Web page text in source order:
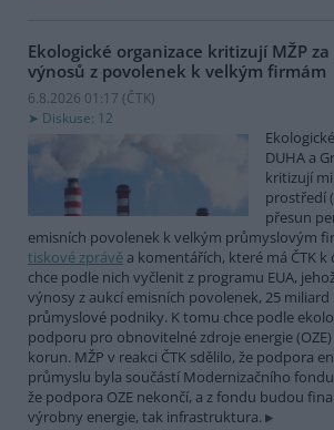
Ekologické organizace kritizují MŽP
výnosů z povolenek k velkým firmám
6.8.2026 01:17 (ČTK)
Diskuse: 12
DUHA a
kritizují
prostředí
přesun
emisních povolenek k velkým průmyslovým
tiskové zprávě a komentářích, které má ČTK k
chce podle nich vyčlenit z programu EUA,
výnosy z aukcí emisních povolenek, 25
průmyslové podniky. K tomu chce podle
podporu pro obnovitelné zdroje energie
korun. MŽP v reakci ČTK sdělilo, že podpora
průmyslu byla součástí Modernizačního
že podpora OZE nekončí, a z fondu budou
výrobny energie, tak infrastruktura.